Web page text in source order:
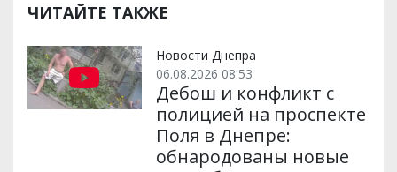
ЧИТАЙТЕ ТАКЖЕ
Новости Днепра
06.08.2026 08:53
Дебош и конфликт с
полицией на проспекте
Поля в Днепре:
обнародованы новые